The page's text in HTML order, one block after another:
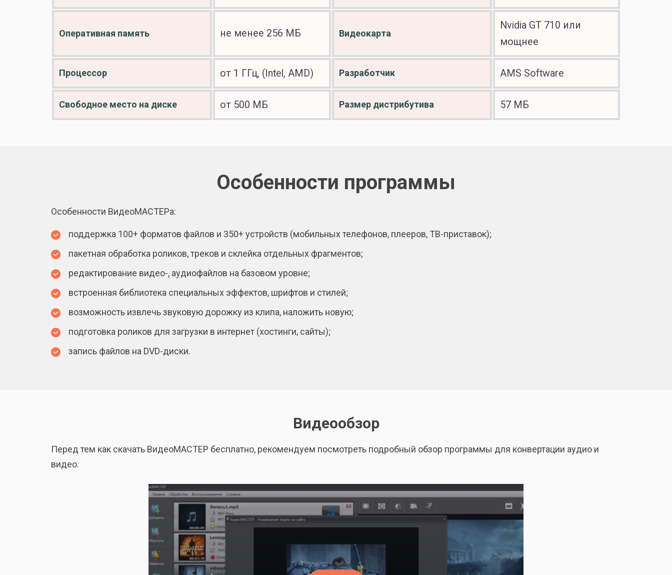
Оперативная память не менее 256 МБ Видеокарта
Nvidia GT 710 или
мощнее
Процессор от 1 ГГц, (Intel, AMD) Разработчик AMS Software
Свободное место на диске от 500 МБ Размер дистрибутива 57 МБ
Особенности программы
Особенности ВидеоМАСТЕРа:
поддержка 100+ форматов файлов и 350+ устройств (мобильных телефонов, плееров, ТВ-приставок);
пакетная обработка роликов, треков и склейка отдельных фрагментов;
редактирование видео-, аудиофайлов на базовом уровне;
встроенная библиотека специальных эффектов, шрифтов и стилей;
возможность извлечь звуковую дорожку из клипа, наложить новую;
подготовка роликов для загрузки в интернет (хостинги, сайты);
запись файлов на DVD-диски.
Видеообзор
Перед тем как скачать ВидеоМАСТЕР бесплатно, рекомендуем посмотреть подробный обзор программы для конвертации аудио и
видео.